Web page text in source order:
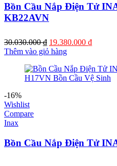
Bồn Cầu Nắp Điện Tử
KB22AVN
30.030.000₫ Giá
gốc
30.030.000 ₫.
19.380.000 ₫Giá
là:
Thêm vào giỏ hàng
-16%
Wishlist
Compare
Inax
Bồn Cầu Nắp Điện Tử